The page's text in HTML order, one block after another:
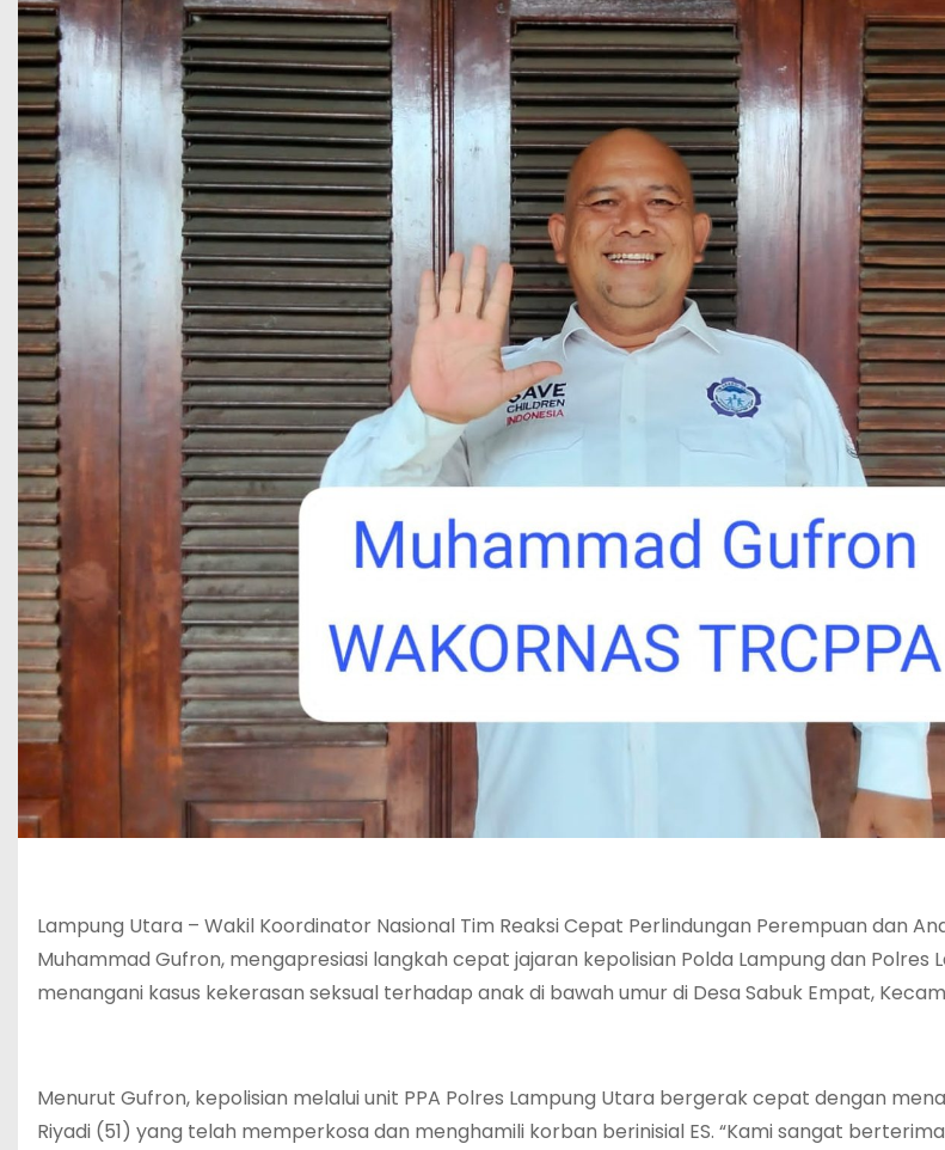
Lampung Utara – Wakil Koordinator Nasional Tim Reaksi Cepat Perlindungan Perempuan dan
Muhammad Gufron, mengapresiasi langkah cepat jajaran kepolisian Polda Lampung dan Polres
menangani kasus kekerasan seksual terhadap anak di bawah umur di Desa Sabuk Empat,
Menurut Gufron, kepolisian melalui unit PPA Polres Lampung Utara bergerak cepat dengan
Riyadi (51) yang telah memperkosa dan menghamili korban berinisial ES. “Kami sangat